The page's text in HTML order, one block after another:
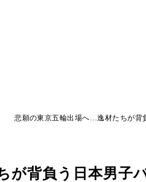
悲願の東京五輪出場へ…逸材たちが背
が背負う日本男子